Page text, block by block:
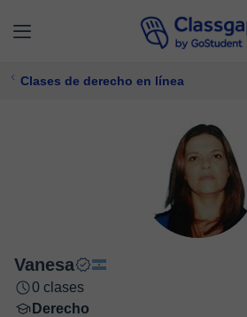
Clases de derecho en línea
Vanesa
0 clases
Derecho